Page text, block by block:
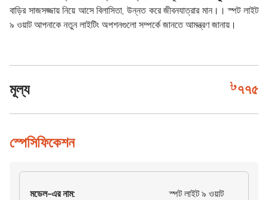
বাড়ির সাজসজ্জায় নিয়ে আসে বিলাসিতা, উন্নত করে জীবনযাত্রার মান।। স্পট লাইট
৯ ওয়াট আপনাকে নতুন লাইটিং অপশনগুলো সম্পর্কে জানতে আমন্ত্রণ জানায়।
মূল্য ৭৭৫
স্পেসিফিকেশন
মডেল-এর নাম: স্পট লাইট ৯ ওয়াট